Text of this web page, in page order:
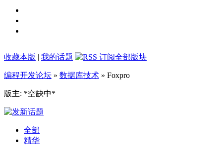
收藏本版 | 我的话题
编程开发论坛 » 数据库技术 » Foxpro
版主: *空缺中*
全部
精华